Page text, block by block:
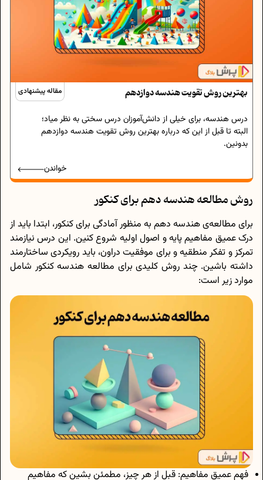
مقاله پیشنهادی بهترین روش تقویت هندسه دوازدهم
درس هندسه، برای خیلی از دانش‌آموزان درس سختی به نظر میاد؛
البته تا قبل از این که درباره بهترین روش تقویت هندسه دوازدهم
بدونین.
خواندن
روش مطالعه هندسه دهم برای کنکور
برای مطالعه‌ی هندسه دهم به منظور آمادگی برای کنکور، ابتدا باید از
درک عمیق مفاهیم پایه و اصول اولیه شروع کنین. این درس نیازمند
تمرکز و تفکر منطقیه و برای موفقیت دراون، باید رویکردی ساختارمند
داشته باشین. چند روش کلیدی برای مطالعه هندسه کنکور شامل
موارد زیر است:
فهم عمیق مفاهیم: قبل از هر چیز، مطمئن بشین که مفاهیم